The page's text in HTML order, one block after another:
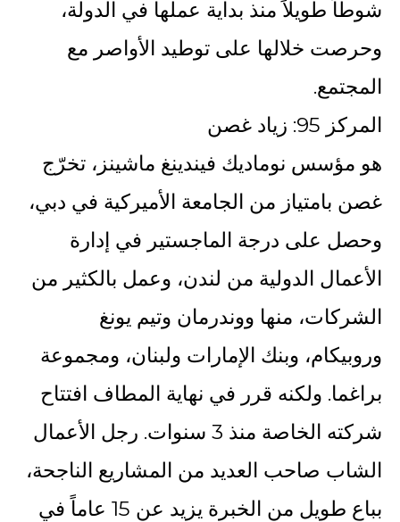
شوطاً طويلاً منذ بداية عملها في الدولة،
وحرصت خلالها على توطيد الأواصر مع
المجتمع.
المركز 95: زياد غصن
هو مؤسس نوماديك فيندينغ ماشينز، تخرّج
غصن بامتياز من الجامعة الأميركية في دبي،
وحصل على درجة الماجستير في إدارة
الأعمال الدولية من لندن، وعمل بالكثير من
الشركات، منها ووندرمان وتيم يونغ
وروبيكام، وبنك الإمارات ولبنان، ومجموعة
براغما. ولكنه قرر في نهاية المطاف افتتاح
شركته الخاصة منذ 3 سنوات. رجل الأعمال
الشاب صاحب العديد من المشاريع الناجحة،
بباع طويل من الخبرة يزيد عن 15 عاماً في